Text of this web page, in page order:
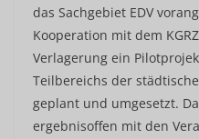
das Sachgebiet EDV
Kooperation mit dem
Verlagerung ein
Teilbereichs der
geplant und umgesetzt.
ergebnisoffen mit den